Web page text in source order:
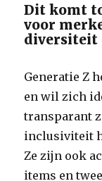
Dit komt
voor
diversiteit
Generatie Z
en wil zich
transparant
inclusiviteit
Ze zijn ook
items en